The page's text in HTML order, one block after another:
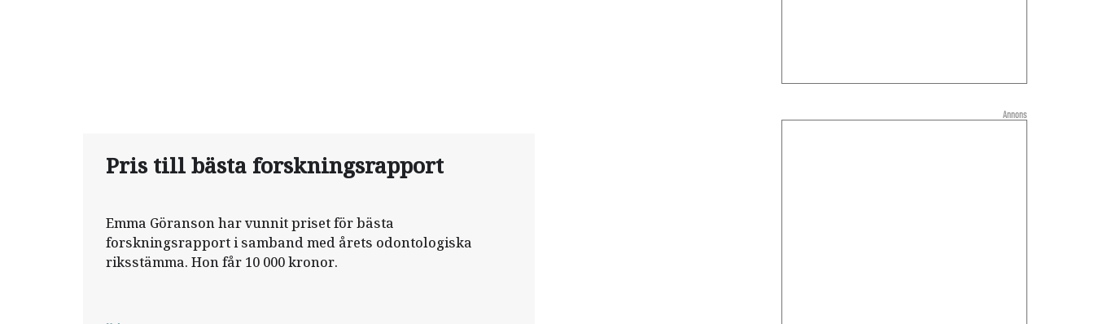
Pris till bästa forskningsrapport
Emma Göranson har vunnit priset för bästa
forskningsrapport i samband med årets odontologiska
riksstämma. Hon får 10 000 kronor.
Annons